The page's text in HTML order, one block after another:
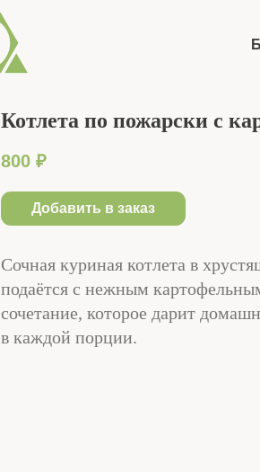
Котлета по пожарски с
800 ₽
Добавить в заказ
Сочная куриная котлета в
подаётся с нежным
сочетание, которое дарит
в каждой порции.